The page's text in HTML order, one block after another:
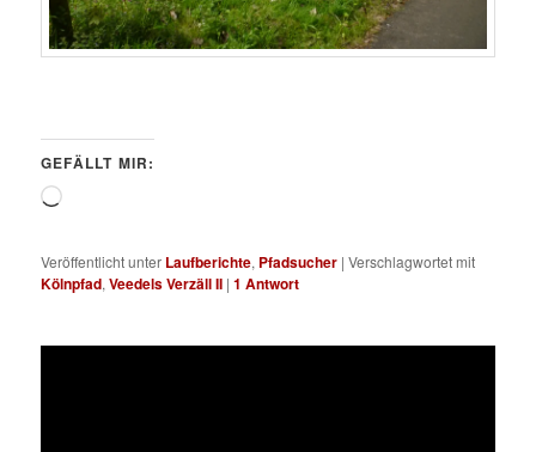
GEFÄLLT MIR:
Wird
Veröffentlicht unter Laufberichte, Pfadsucher |Verschlagwortet mit
Kölnpfad,Veedels Verzäll II |1 Antwort